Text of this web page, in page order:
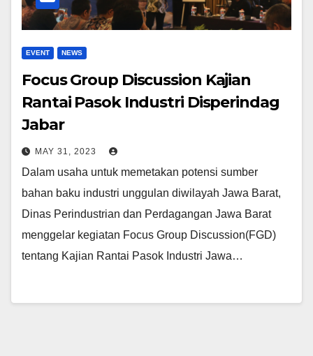
EVENT NEWS
Focus Group Discussion Kajian
Rantai Pasok Industri Disperindag
Jabar
MAY 31, 2023
Dalam usaha untuk memetakan potensi sumber
bahan baku industri unggulan diwilayah Jawa Barat,
Dinas Perindustrian dan Perdagangan Jawa Barat
menggelar kegiatan Focus Group Discussion(FGD)
tentang Kajian Rantai Pasok Industri Jawa…